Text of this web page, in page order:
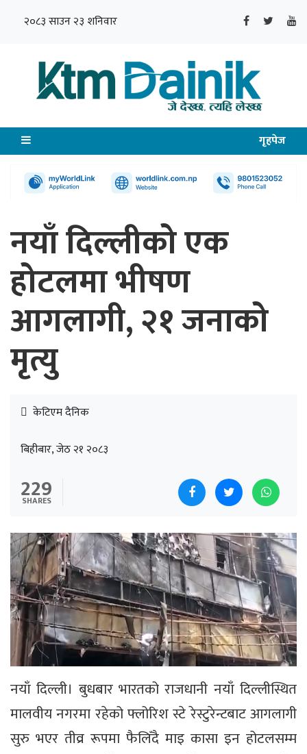
२०८३ साउन २३ शनिवार
गृहपेज
नयाँ दिल्लीको एक
होटलमा भीषण
आगलागी, २१ जनाको
मृत्यु
केटिएम दैनिक
बिहीबार, जेठ २१ २०८३
229
SHARES
नयाँ दिल्ली। बुधबार भारतको राजधानी नयाँ दिल्लीस्थित
मालवीय नगरमा रहेको फ्लोरिश स्टे रेस्टुरेन्टबाट आगलागी
सुरु भएर तीव्र रूपमा फैलिँदै माइ कासा इन होटलसम्म